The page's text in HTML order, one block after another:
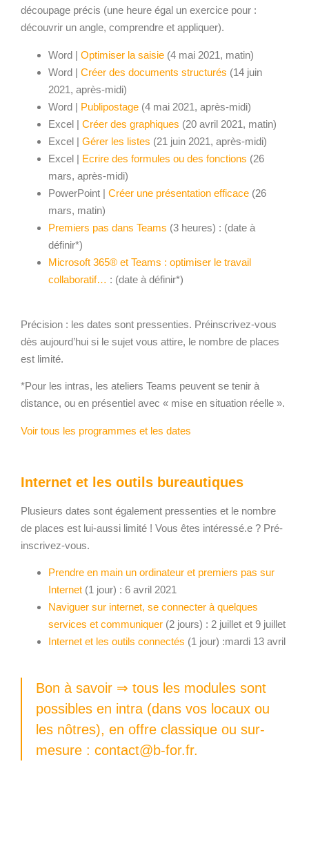
découpage précis (une heure égal un exercice pour :
découvrir un angle, comprendre et appliquer).
Word | Optimiser la saisie (4 mai 2021, matin)
Word | Créer des documents structurés (14 juin
2021, après-midi)
Word | Publipostage (4 mai 2021, après-midi)
Excel | Créer des graphiques (20 avril 2021, matin)
Excel | Gérer les listes (21 juin 2021, après-midi)
Excel | Ecrire des formules ou des fonctions (26
mars, après-midi)
PowerPoint | Créer une présentation efficace (26
mars, matin)
Premiers pas dans Teams (3 heures) : (date à
définir*)
Microsoft 365® et Teams : optimiser le travail
collaboratif… : (date à définir*)
Précision : les dates sont pressenties. Préinscrivez-vous
dès aujourd’hui si le sujet vous attire, le nombre de places
est limité.
*Pour les intras, les ateliers Teams peuvent se tenir à
distance, ou en présentiel avec « mise en situation réelle ».
Voir tous les programmes et les dates
Internet et les outils bureautiques
Plusieurs dates sont également pressenties et le nombre
de places est lui-aussi limité ! Vous êtes intéressé.e ? Pré-
inscrivez-vous.
Prendre en main un ordinateur et premiers pas sur
Internet (1 jour) : 6 avril 2021
Naviguer sur internet, se connecter à quelques
services et communiquer (2 jours) : 2 juillet et 9 juillet
Internet et les outils connectés (1 jour) :mardi 13 avril
Bon à savoir ⇒ tous les modules sont
possibles en intra (dans vos locaux ou
les nôtres), en offre classique ou sur-
mesure : contact@b-for.fr.